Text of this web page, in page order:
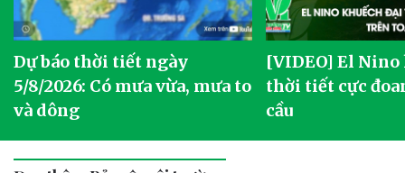
Dự báo thời tiết ngày
5/8/2026: Có mưa vừa, mưa to
và dông
[VIDEO] El
thời tiết cực
cầu